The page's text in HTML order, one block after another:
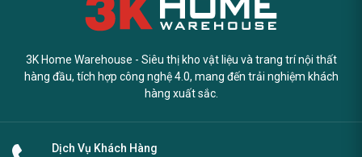
3K Home Warehouse - Siêu thị kho vật liệu và trang trí nội thất
hàng đầu, tích hợp công nghệ 4.0, mang đến trải nghiệm khách
hàng xuất sắc.
Dịch Vụ Khách Hàng